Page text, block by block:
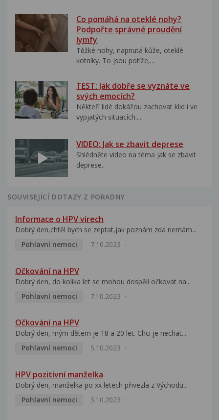
Co pomáhá na oteklé nohy?
Podpořte správné proudění
lymfy
Těžké nohy, napnutá kůže, oteklé
kotníky. To jsou potíže,...
TEST: Jak dobře se vyznáte ve
svých emocích?
Někteří lidé dokážou zachovat klid i ve
vypjatých situacích....
VIDEO: Jak se zbavit deprese
Shlédněte video na téma jak se zbavit
deprese..
SOUVISEJÍCÍ DOTAZY Z PORADNY
Informace o HPV virech
Dobrý den,chtěl bych se zeptat,jak poznám zda nemám...
Pohlavní nemoci
7.10.2023
Očkování na HPV
Dobrý den, do kolika let se mohou dospělí očkovat na...
Pohlavní nemoci
7.10.2023
Očkování na HPV
Dobrý den, mým dětem je 18 a 20 let. Chci je nechat...
Pohlavní nemoci
5.10.2023
HPV pozitivní manželka
Dobrý den, manželka po xx letech přivezla z Východu...
Pohlavní nemoci
5.10.2023